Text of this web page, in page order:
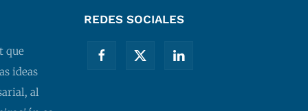
que
ideas
al
REDES SOCIALES